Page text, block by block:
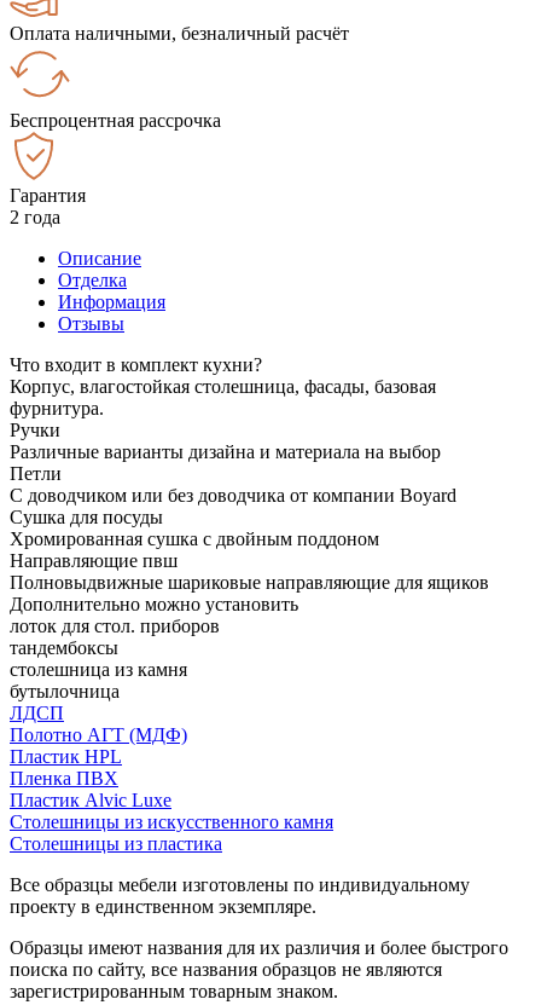
Оплата наличными, безналичный расчёт
Беспроцентная рассрочка
Гарантия
2 года
Описание
Отделка
Информация
Отзывы
Что входит в комплект кухни?
Корпус, влагостойкая столешница, фасады, базовая
фурнитура.
Ручки
Различные варианты дизайна и материала на выбор
Петли
С доводчиком или без доводчика от компании Boyard
Сушка для посуды
Хромированная сушка с двойным поддоном
Направляющие пвш
Полновыдвижные шариковые направляющие для ящиков
Дополнительно можно установить
лоток для стол. приборов
тандембоксы
столешница из камня
бутылочница
ЛДСП
Полотно АГТ (МДФ)
Пластик HPL
Пленка ПВХ
Пластик Alvic Luxe
Столешницы из искусственного камня
Столешницы из пластика
Все образцы мебели изготовлены по индивидуальному
проекту в единственном экземпляре.
Образцы имеют названия для их различия и более быстрого
поиска по сайту, все названия образцов не являются
зарегистрированным товарным знаком.